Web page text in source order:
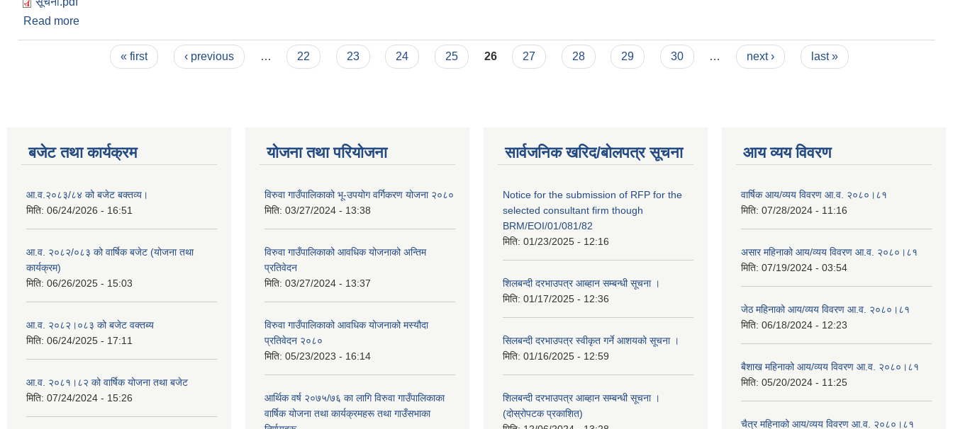
Read more
« first ‹ previous … 22 23 24 25 26 27 28 29 30 … next › last »
बजेट तथा कार्यक्रम
आ.व.२०८३/८४ को बजेट बक्तव्य।
मिति: 06/24/2026 - 16:51
आ.व. २०८२/०८३ को वार्षिक बजेट (योजना तथा
कार्यक्रम)
मिति: 06/26/2025 - 15:03
आ.व. २०८२।०८३ को बजेट वक्तब्य
मिति: 06/24/2025 - 17:11
आ.व. २०८१।८२ को वार्षिक योजना तथा बजेट
मिति: 07/24/2024 - 15:26
योजना तथा परियोजना
विरुवा गाउँपालिकाको भू-उपयोग वर्गिकरण योजना २०८०
मिति: 03/27/2024 - 13:38
विरुवा गाउँपालिकाको आवधिक योजनाको अन्तिम
प्रतिवेदन
मिति: 03/27/2024 - 13:37
विरुवा गाउँपालिकाको आवधिक योजनाको मस्यौदा
प्रतिवेदन २०८०
मिति: 05/23/2023 - 16:14
आर्थिक वर्ष २०७५/७६ का लागि विरुवा गाउँपालिकाका
वार्षिक योजना तथा कार्यक्रमहरू तथा गाउँसभाका
सार्वजनिक खरिद/बोलपत्र सूचना
Notice for the submission of RFP for the
selected consultant firm though
BRM/EOI/01/081/82
मिति: 01/23/2025 - 12:16
शिलबन्दी दरभाउपत्र आब्हान सम्बन्धी सूचना ।
मिति: 01/17/2025 - 12:36
सिलबन्दी दरभाउपत्र स्वीकृत गर्ने आशयको सूचना ।
मिति: 01/16/2025 - 12:59
शिलबन्दी दरभाउपत्र आब्हान सम्बन्धी सूचना ।
(दोस्रोपटक प्रकाशित)
आय व्यय विवरण
वार्षिक आय/व्यय विवरण आ.व. २०८०।८१
मिति: 07/28/2024 - 11:16
असार महिनाको आय/व्यय विवरण आ.व. २०८०।८१
मिति: 07/19/2024 - 03:54
जेठ महिनाको आय/व्यय विवरण आ.व. २०८०।८१
मिति: 06/18/2024 - 12:23
बैशाख महिनाको आय/व्यय विवरण आ.व. २०८०।८१
मिति: 05/20/2024 - 11:25
चैत्र महिनाको आय/व्यय विवरण आ.व. २०८०।८१